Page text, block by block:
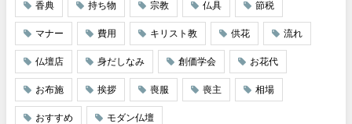
香典 持ち物 宗教 仏具 節税
マナー 費用 キリスト教 供花 流れ
仏壇店 身だしなみ 創価学会 お花代
お布施 挨拶 喪服 喪主 相場
おすすめ モダン仏壇